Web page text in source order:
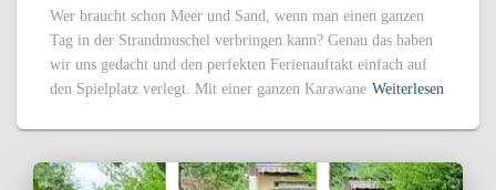
Wer braucht schon Meer und Sand, wenn man einen ganzen
Tag in der Strandmuschel verbringen kann? Genau das haben
wir uns gedacht und den perfekten Ferienauftakt einfach auf
den Spielplatz verlegt. Mit einer ganzen Karawane Weiterlesen